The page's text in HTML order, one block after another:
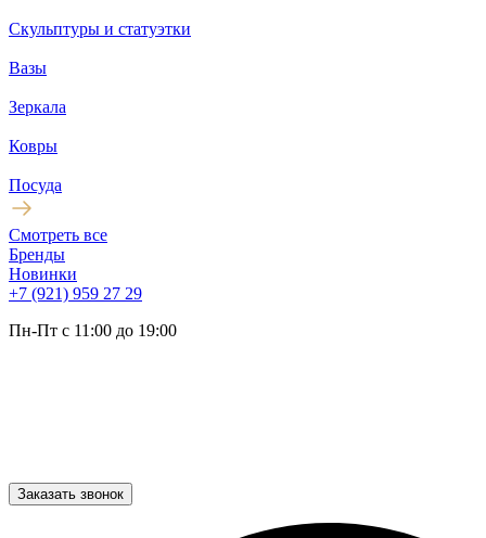
Скульптуры и статуэтки
Вазы
Зеркала
Ковры
Посуда
Смотреть все
Бренды
Новинки
+7 (921) 959 27 29
Пн-Пт с 11:00 до 19:00
Заказать звонок